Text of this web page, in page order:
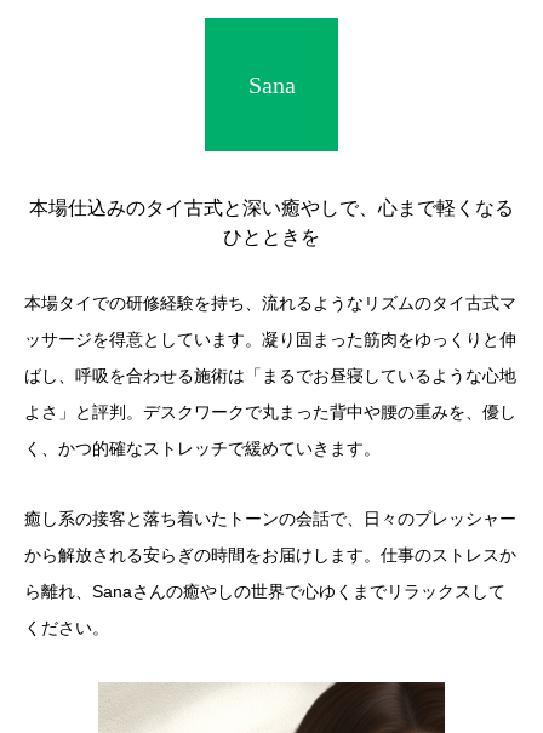
Sana
本場仕込みのタイ古式と深い癒やしで、心まで軽くなる
ひとときを
本場タイでの研修経験を持ち、流れるようなリズムのタイ古式マ
ッサージを得意としています。凝り固まった筋肉をゆっくりと伸
ばし、呼吸を合わせる施術は「まるでお昼寝しているような心地
よさ」と評判。デスクワークで丸まった背中や腰の重みを、優し
く、かつ的確なストレッチで緩めていきます。
癒し系の接客と落ち着いたトーンの会話で、日々のプレッシャー
から解放される安らぎの時間をお届けします。仕事のストレスか
ら離れ、Sanaさんの癒やしの世界で心ゆくまでリラックスして
ください。